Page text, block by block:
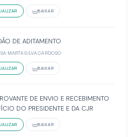
BAIXAR
DE ADITAMENTO
MARTA SILVA CARDOSO
BAIXAR
DE ENVIO E RECEBIMENTO
DO PRESIDENTE E DA CJR
BAIXAR